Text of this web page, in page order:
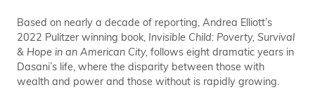
Based on nearly a decade of reporting, Andrea Elliott’s
2022 Pulitzer winning book, Invisible Child: Poverty, Survival
& Hope in an American City, follows eight dramatic years in
Dasani’s life, where the disparity between those with
wealth and power and those without is rapidly growing.